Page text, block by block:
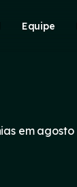
Equipe
em agosto